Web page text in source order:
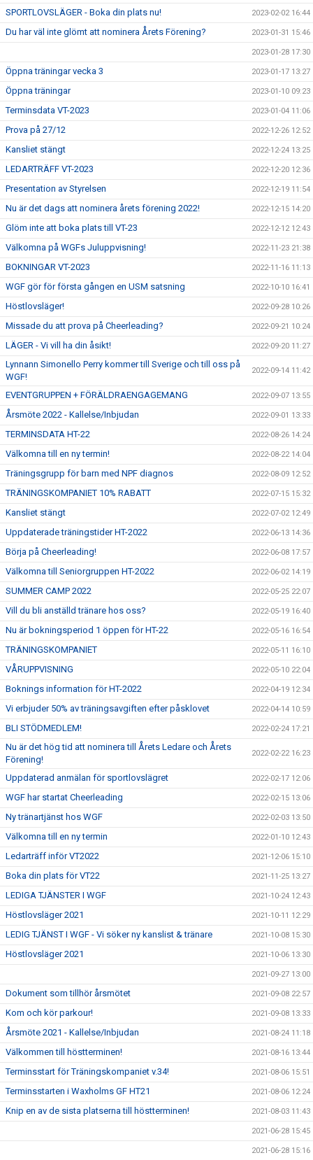
SPORTLOVSLÄGER - Boka din plats nu! 2023-02-02 16:44
Du har väl inte glömt att nominera Årets Förening? 2023-01-31 15:46
2023-01-28 17:30
Öppna träningar vecka 3 2023-01-17 13:27
Öppna träningar 2023-01-10 09:23
Terminsdata VT-2023 2023-01-04 11:06
Prova på 27/12 2022-12-26 12:52
Kansliet stängt 2022-12-24 13:25
LEDARTRÄFF VT-2023 2022-12-20 12:36
Presentation av Styrelsen 2022-12-19 11:54
Nu är det dags att nominera årets förening 2022! 2022-12-15 14:20
Glöm inte att boka plats till VT-23 2022-12-12 12:43
Välkomna på WGFs Juluppvisning! 2022-11-23 21:38
BOKNINGAR VT-2023 2022-11-16 11:13
WGF gör för första gången en USM satsning 2022-10-10 16:41
Höstlovsläger! 2022-09-28 10:26
Missade du att prova på Cheerleading? 2022-09-21 10:24
LÄGER - Vi vill ha din åsikt! 2022-09-20 11:27
Lynnann Simonello Perry kommer till Sverige och till oss på
WGF!
2022-09-14 11:42
EVENTGRUPPEN + FÖRÄLDRAENGAGEMANG 2022-09-07 13:55
Årsmöte 2022 - Kallelse/Inbjudan 2022-09-01 13:33
TERMINSDATA HT-22 2022-08-26 14:24
Välkomna till en ny termin! 2022-08-22 14:04
Träningsgrupp för barn med NPF diagnos 2022-08-09 12:52
TRÄNINGSKOMPANIET 10% RABATT 2022-07-15 15:32
Kansliet stängt 2022-07-02 12:49
Uppdaterade träningstider HT-2022 2022-06-13 14:36
Börja på Cheerleading! 2022-06-08 17:57
Välkomna till Seniorgruppen HT-2022 2022-06-02 14:19
SUMMER CAMP 2022 2022-05-25 22:07
Vill du bli anställd tränare hos oss? 2022-05-19 16:40
Nu är bokningsperiod 1 öppen för HT-22 2022-05-16 16:54
TRÄNINGSKOMPANIET 2022-05-11 16:10
VÅRUPPVISNING 2022-05-10 22:04
Boknings information för HT-2022 2022-04-19 12:34
Vi erbjuder 50% av träningsavgiften efter påsklovet 2022-04-14 10:59
BLI STÖDMEDLEM! 2022-02-24 17:21
Nu är det hög tid att nominera till Årets Ledare och Årets
Förening!
2022-02-22 16:23
Uppdaterad anmälan för sportlovslägret 2022-02-17 12:06
WGF har startat Cheerleading 2022-02-15 13:06
Ny tränartjänst hos WGF 2022-02-03 13:50
Välkomna till en ny termin 2022-01-10 12:43
Ledarträff inför VT2022 2021-12-06 15:10
Boka din plats för VT22 2021-11-25 13:27
LEDIGA TJÄNSTER I WGF 2021-10-24 12:43
Höstlovsläger 2021 2021-10-11 12:29
LEDIG TJÄNST I WGF - Vi söker ny kanslist & tränare 2021-10-08 15:30
Höstlovsläger 2021 2021-10-06 13:30
2021-09-27 13:00
Dokument som tillhör årsmötet 2021-09-08 22:57
Kom och kör parkour! 2021-09-08 13:33
Årsmöte 2021 - Kallelse/Inbjudan 2021-08-24 11:18
Välkommen till höstterminen! 2021-08-16 13:44
Terminsstart för Träningskompaniet v.34! 2021-08-06 15:51
Terminsstarten i Waxholms GF HT21 2021-08-06 12:24
Knip en av de sista platserna till höstterminen! 2021-08-03 11:43
2021-06-28 15:45
2021-06-28 15:16